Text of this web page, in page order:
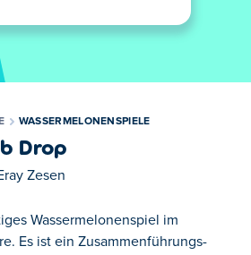
WASSERMELONENSPIELE
Drop
Zesen
Wassermelonenspiel im
Es ist ein Zusammenführungs-